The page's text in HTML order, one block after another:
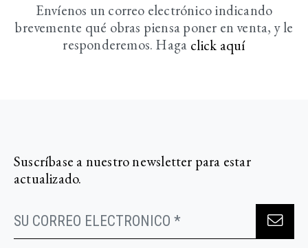
Envíenos un correo electrónico indicando
brevemente qué obras piensa poner en venta, y le
responderemos. Haga click aquí­
Suscríbase a nuestro newsletter para estar
actualizado.